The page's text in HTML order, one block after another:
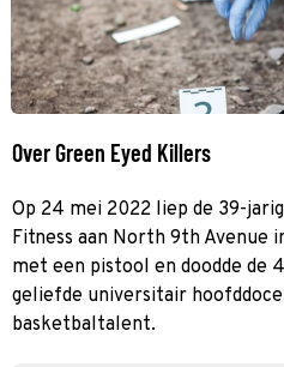
Over Green Eyed Killers
Op 24 mei 2022 liep de 39-
Fitness aan North 9th Avenue
met een pistool en doodde de
geliefde universitair
basketbaltalent.